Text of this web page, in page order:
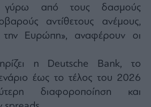
γύρω από τους δασμούς
αντίθετους ανέμους,
την Ευρώπη», αναφέρουν οι
η Deutsche Bank, το
έως το τέλος του 2026
διαφοροποίηση και